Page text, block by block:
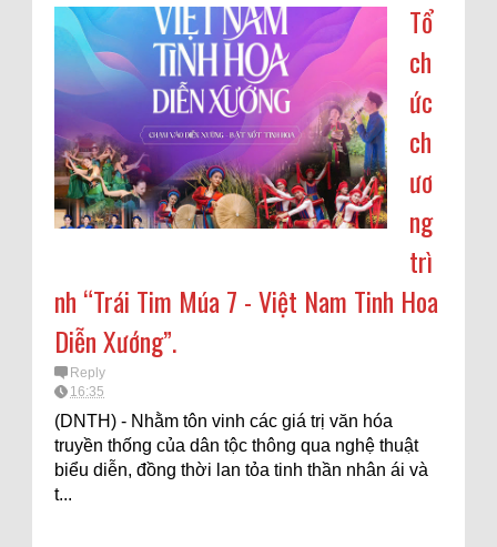
Tổ
ch
ức
ch
ươ
ng
trì
nh “Trái Tim Múa 7 - Việt Nam Tinh Hoa
Diễn Xướng”.
Reply
16:35
(DNTH) - Nhằm tôn vinh các giá trị văn hóa
truyền thống của dân tộc thông qua nghệ thuật
biểu diễn, đồng thời lan tỏa tinh thần nhân ái và
t...